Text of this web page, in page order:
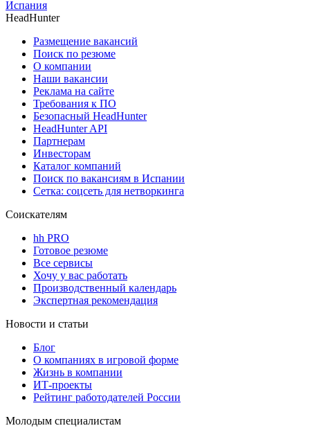
Испания
HeadHunter
Размещение вакансий
Поиск по резюме
О компании
Наши вакансии
Реклама на сайте
Требования к ПО
Безопасный HeadHunter
HeadHunter API
Партнерам
Инвесторам
Каталог компаний
Поиск по вакансиям в Испании
Сетка: соцсеть для нетворкинга
Соискателям
hh PRO
Готовое резюме
Все сервисы
Хочу у вас работать
Производственный календарь
Экспертная рекомендация
Новости и статьи
Блог
О компаниях в игровой форме
Жизнь в компании
ИТ-проекты
Рейтинг работодателей России
Молодым специалистам